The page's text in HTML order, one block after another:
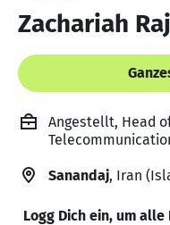
Zachariah
Angestellt, Head
Sanandaj, Iran
Logg Dich ein, um alle